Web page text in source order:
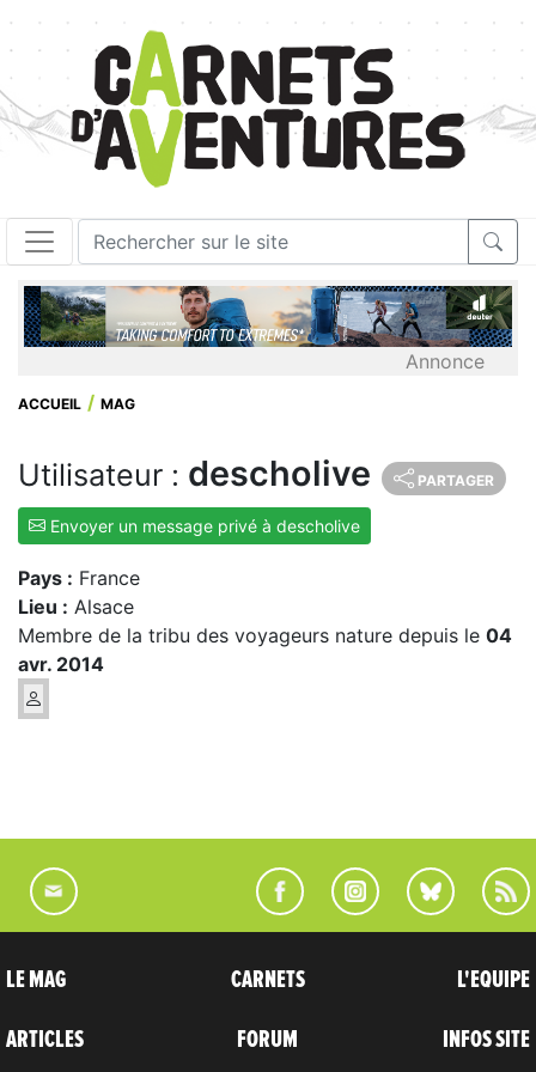
Annonce
ACCUEIL MAG
Utilisateur : descholive PARTAGER
Envoyer un message privé à descholive
Pays : France
Lieu : Alsace
Membre de la tribu des voyageurs nature depuis le 04
avr. 2014
LE MAG
ARTICLES
CARNETS
FORUM
L'EQUIPE
INFOS SITE